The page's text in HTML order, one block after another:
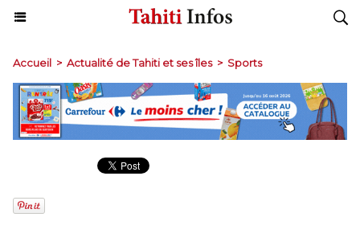
Accueil > Actualité de Tahiti et ses îles > Sports